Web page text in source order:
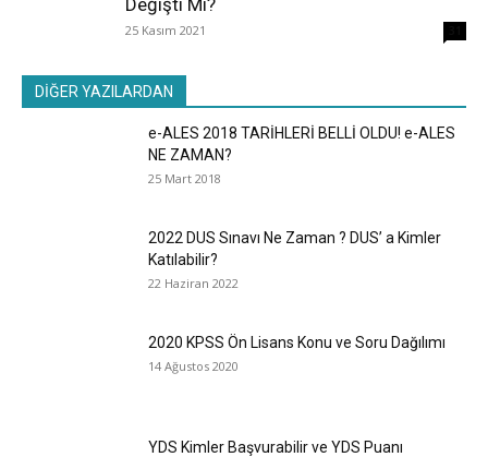
25 Kasım 2021
DİĞER YAZILARDAN
e-ALES 2018 TARİHLERİ BELLİ OLDU! e-ALES
NE ZAMAN?
25 Mart 2018
2022 DUS Sınavı Ne Zaman ? DUS’ a Kimler
Katılabilir?
22 Haziran 2022
2020 KPSS Ön Lisans Konu ve Soru Dağılımı
14 Ağustos 2020
YDS Kimler Başvurabilir ve YDS Puanı